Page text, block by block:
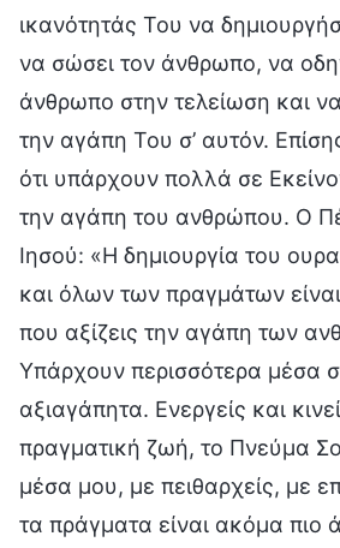
ικανότητάς Του να
να σώσει τον άνθρωπο, να
άνθρωπο στην τελείωση και
την αγάπη Του σ’ αυτόν.
ότι υπάρχουν πολλά σε
την αγάπη του ανθρώπου. Ο
Ιησού: «Η δημιουργία του
και όλων των πραγμάτων
που αξίζεις την αγάπη των
Υπάρχουν περισσότερα μέσα
αξιαγάπητα. Ενεργείς και
πραγματική ζωή, το Πνεύμα
μέσα μου, με πειθαρχείς, με
τα πράγματα είναι ακόμα πιο